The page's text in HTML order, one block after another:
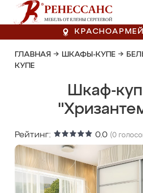
ГЛАВНАЯ → ШКАФЫ-КУПЕ →
КУПЕ
Шкаф-
Рейтинг: 0.0 (0